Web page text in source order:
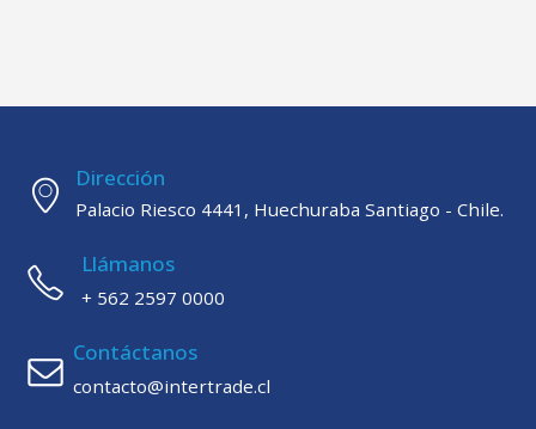
Dirección
Palacio Riesco 4441, Huechuraba Santiago - Chile.
Llámanos
+ 562 2597 0000
Contáctanos
contacto@intertrade.cl